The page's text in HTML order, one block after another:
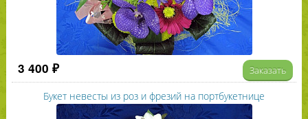
3 400 ₽ Заказать
Букет невесты из роз и фрезий на портбукетнице